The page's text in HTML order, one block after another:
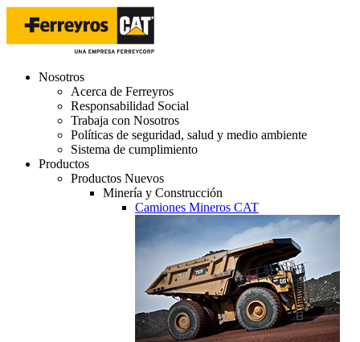
Nosotros
Acerca de Ferreyros
Responsabilidad Social
Trabaja con Nosotros
Políticas de seguridad, salud y medio ambiente
Sistema de cumplimiento
Productos
Productos Nuevos
Minería y Construcción
Camiones Mineros CAT